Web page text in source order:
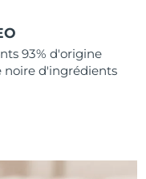
93% d'origine
noire d'ingrédients